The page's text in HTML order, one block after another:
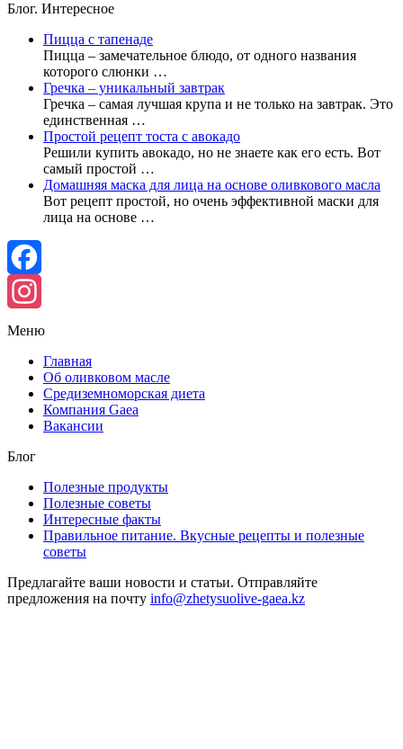
Блог. Интересное
Пицца с тапенаде
Пицца – замечательное блюдо, от одного названия
которого слюнки …
Гречка – уникальный завтрак
Гречка – самая лучшая крупа и не только на завтрак. Это
единственная …
Простой рецепт тоста с авокадо
Решили купить авокадо, но не знаете как его есть. Вот
самый простой …
Домашняя маска для лица на основе оливкового масла
Вот рецепт простой, но очень эффективной маски для
лица на основе …
Facebook
Instagram
Меню
Главная
Об оливковом масле
Средиземноморская диета
Компания Gaea
Вакансии
Блог
Полезные продукты
Полезные советы
Интересные факты
Правильное питание. Вкусные рецепты и полезные
советы
Предлагайте ваши новости и статьи. Отправляйте
предложения на почту info@zhetysuolive-gaea.kz